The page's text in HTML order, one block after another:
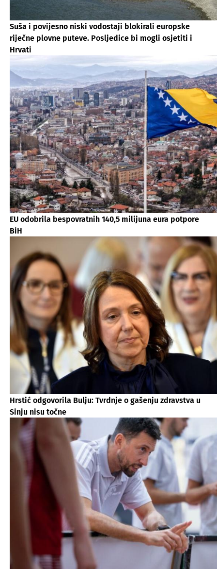
Suša i povijesno niski vodostaji blokirali europske
riječne plovne puteve. Posljedice bi mogli osjetiti i
Hrvati
EU odobrila bespovratnih 140,5 milijuna eura potpore
BiH
Hrstić odgovorila Bulju: Tvrdnje o gašenju zdravstva u
Sinju nisu točne